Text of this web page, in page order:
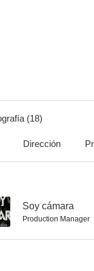
(18)
Dirección
Soy cámara
Production Manager